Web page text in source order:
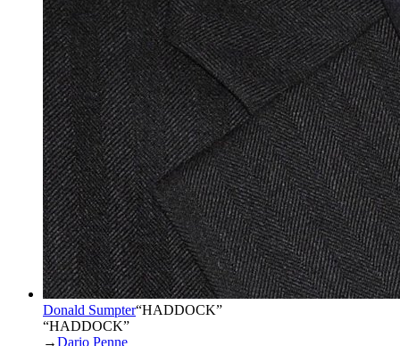
Donald Sumpter“HADDOCK”
“HADDOCK”
→Dario Penne